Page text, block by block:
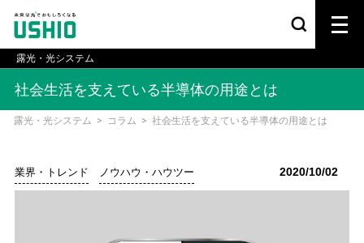
露光・光システム
社会生活を支えている半導体の用途とは
露光・光システム > コラム > 社会生活を支えている半導体の用途とは
業界・トレンド ノウハウ・ハウツー 2020/10/02